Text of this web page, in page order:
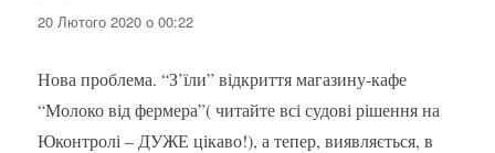
20 Лютого 2020 о 00:22
Нова проблема. “З’їли” відкриття магазину-кафе
“Молоко від фермера”( читайте всі судові рішення на
Юконтролі – ДУЖЕ цікаво!), а тепер, виявляється, в